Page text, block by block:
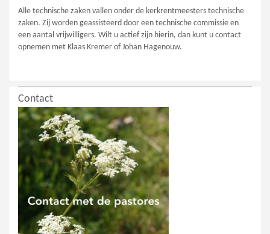
Alle technische zaken vallen onder de kerkrentmeesters technische
zaken. Zij worden geassisteerd door een technische commissie en
een aantal vrijwilligers. Wilt u actief zijn hierin, dan kunt u contact
opnemen met Klaas Kremer of Johan Hagenouw.
Contact